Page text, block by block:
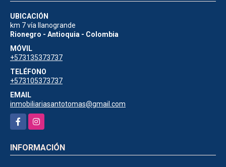
UBICACIÓN
km 7 vía llanogrande
Rionegro - Antioquia - Colombia
MÓVIL
+573135373737
TELÉFONO
+573105373737
EMAIL
inmobiliariasantotomas@gmail.com
FacebookInstagram
INFORMACIÓN